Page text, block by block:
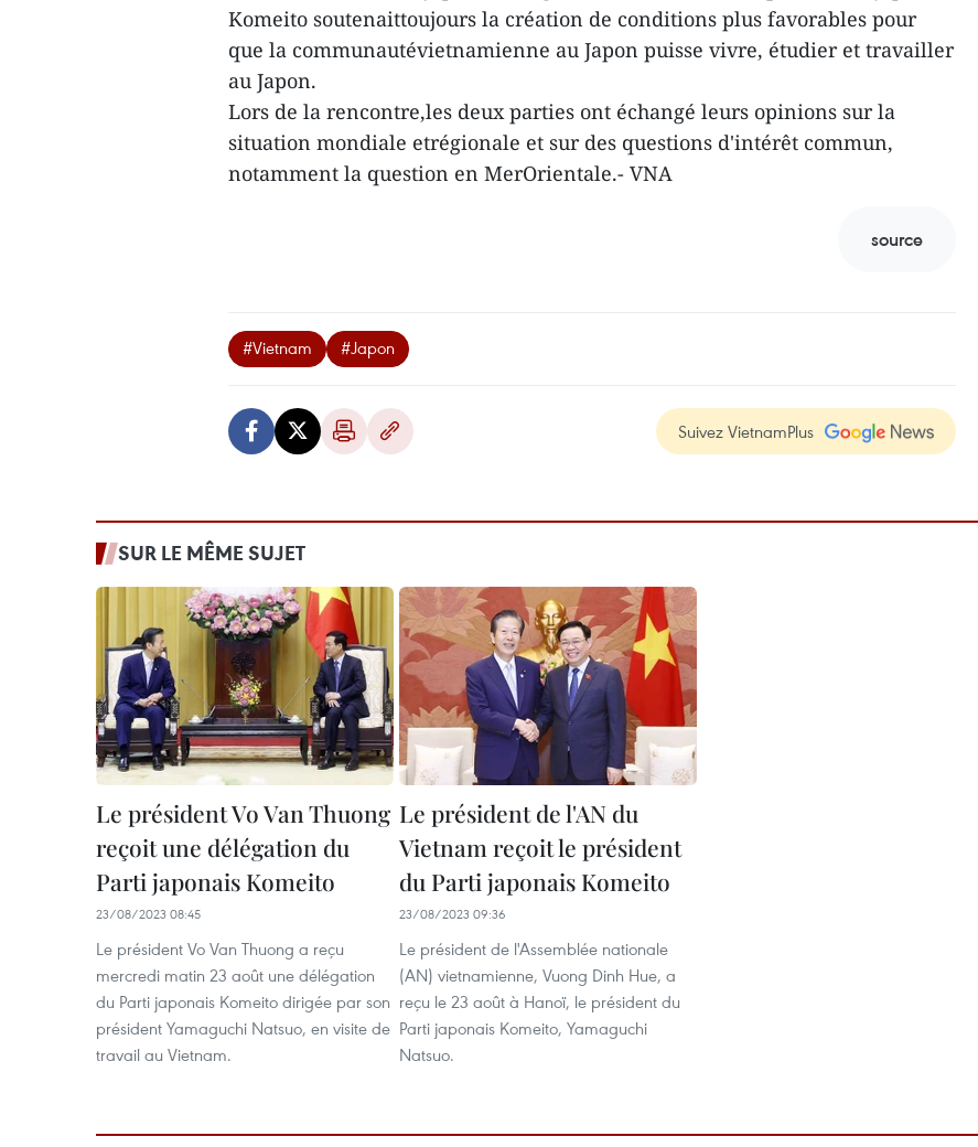
Komeito soutenaittoujours la création de conditions plus favorables pour
que la communautévietnamienne au Japon puisse vivre, étudier et travailler
au Japon.
Lors de la rencontre,les deux parties ont échangé leurs opinions sur la
situation mondiale etrégionale et sur des questions d'intérêt commun,
notamment la question en MerOrientale.- VNA
source
#Vietnam #Japon
Suivez VietnamPlus
SUR LE MÊME SUJET
Le président Vo Van Thuong
reçoit une délégation du
Parti japonais Komeito
23/08/2023 08:45
Le président Vo Van Thuong a reçu
mercredi matin 23 août une délégation
du Parti japonais Komeito dirigée par son
président Yamaguchi Natsuo, en visite de
travail au Vietnam.
Le président de l'AN du
Vietnam reçoit le président
du Parti japonais Komeito
23/08/2023 09:36
Le président de l'Assemblée nationale
(AN) vietnamienne, Vuong Dinh Hue, a
reçu le 23 août à Hanoï, le président du
Parti japonais Komeito, Yamaguchi
Natsuo.